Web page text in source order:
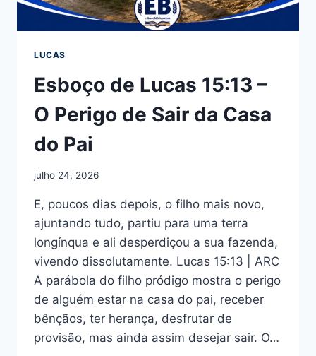
LUCAS
Esboço de Lucas 15:13 –
O Perigo de Sair da Casa
do Pai
julho 24, 2026
E, poucos dias depois, o filho mais novo,
ajuntando tudo, partiu para uma terra
longínqua e ali desperdiçou a sua fazenda,
vivendo dissolutamente. Lucas 15:13 | ARC
A parábola do filho pródigo mostra o perigo
de alguém estar na casa do pai, receber
bênçãos, ter herança, desfrutar de
provisão, mas ainda assim desejar sair. O…